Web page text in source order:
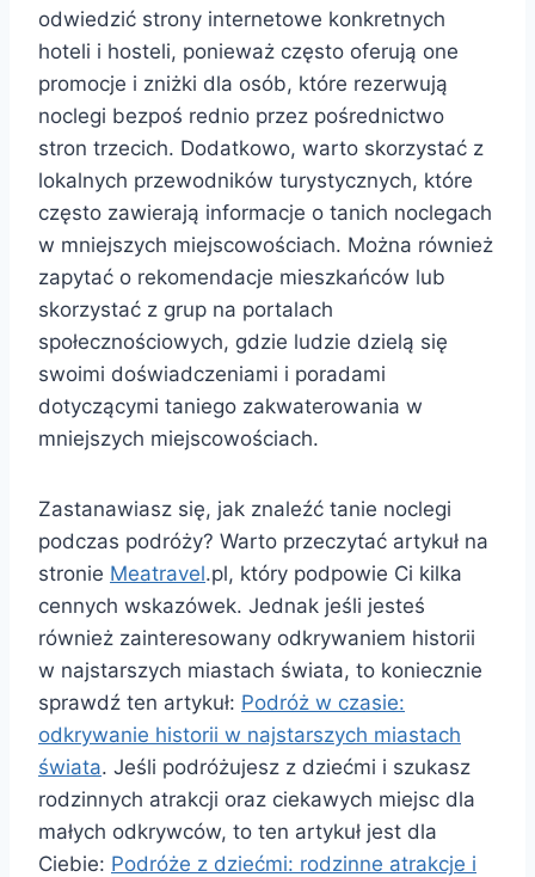
odwiedzić strony internetowe konkretnych
hoteli i hosteli, ponieważ często oferują one
promocje i zniżki dla osób, które rezerwują
noclegi bezpoś rednio przez pośrednictwo
stron trzecich. Dodatkowo, warto skorzystać z
lokalnych przewodników turystycznych, które
często zawierają informacje o tanich noclegach
w mniejszych miejscowościach. Można również
zapytać o rekomendacje mieszkańców lub
skorzystać z grup na portalach
społecznościowych, gdzie ludzie dzielą się
swoimi doświadczeniami i poradami
dotyczącymi taniego zakwaterowania w
mniejszych miejscowościach.
Zastanawiasz się, jak znaleźć tanie noclegi
podczas podróży? Warto przeczytać artykuł na
stronie Meatravel.pl, który podpowie Ci kilka
cennych wskazówek. Jednak jeśli jesteś
również zainteresowany odkrywaniem historii
w najstarszych miastach świata, to koniecznie
sprawdź ten artykuł: Podróż w czasie:
odkrywanie historii w najstarszych miastach
świata. Jeśli podróżujesz z dziećmi i szukasz
rodzinnych atrakcji oraz ciekawych miejsc dla
małych odkrywców, to ten artykuł jest dla
Ciebie: Podróże z dziećmi: rodzinne atrakcje i